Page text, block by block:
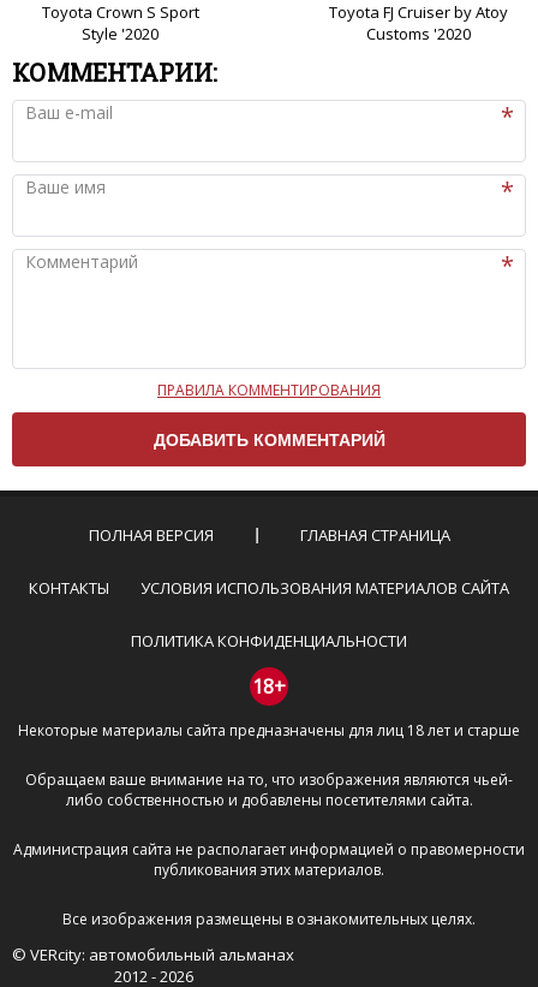
Toyota Crown S Sport
Style '2020
Toyota FJ Cruiser by Atoy
Customs '2020
КОММЕНТАРИИ:
Ваш e-mail
Ваше имя
Комментарий
Чтобы ваш комментарий был опубликован на сайте,
вам нужно придерживаться следующих правил:
Комментарий не может быть слишком
эмоциональных высказываний.
Не стоит отклоняться от предмета обсуждения.
Пожалуйста, не используйте в комментарие
призывы к насилию и высказывания,
направленные на разжигание расовой,
межнациональной и религиозной розни —
пожалейте наших модераторов, они кстати
очень славные ребята, поверьте.
буквами.
Не копируйте рецензии с других сайтов, нам
важно именно ваше мнение.
Не размещайте рекламу!
И запаситесь терпением, все комментарии
публикуются только после модерации, поэтому ваш
отзыв может появиться на сайте с некоторым
ПРАВИЛА КОММЕНТИРОВАНИЯ
ПОЛНАЯ ВЕРСИЯ ГЛАВНАЯ СТРАНИЦА
КОНТАКТЫ УСЛОВИЯ ИСПОЛЬЗОВАНИЯ МАТЕРИАЛОВ САЙТА
ПОЛИТИКА КОНФИДЕНЦИАЛЬНОСТИ
18+
Некоторые материалы сайта предназначены для лиц 18 лет и старше
Обращаем ваше внимание на то, что изображения являются чьей-
либо собственностью и добавлены посетителями сайта.
Администрация сайта не располагает информацией о правомерности
публикования этих материалов.
Все изображения размещены в ознакомительных целях.
© VERcity: автомобильный альманах
2012 - 2026